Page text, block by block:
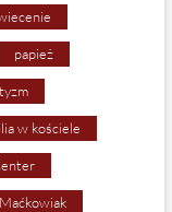
papież
w kościele